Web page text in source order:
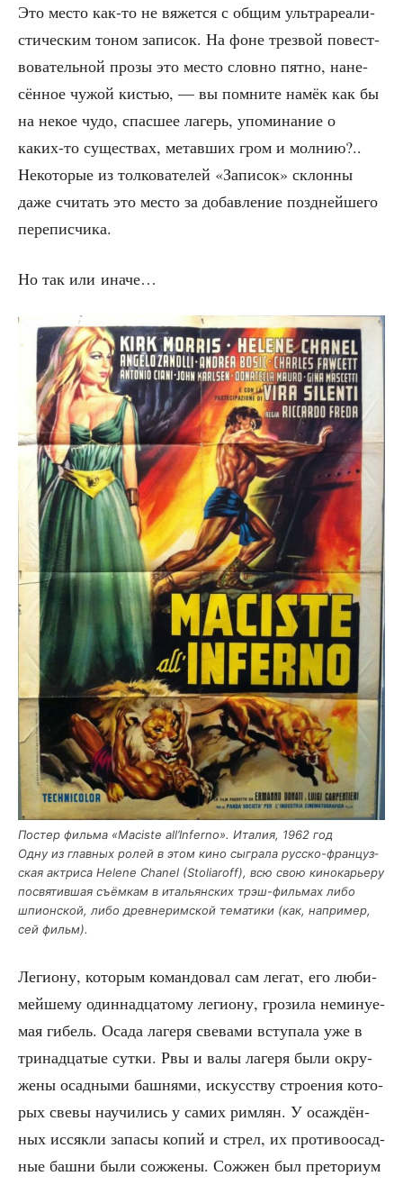
Это место как-то не вяжет­ся с общим уль­тра­ре­а­ли­
сти­че­ским тоном запи­сок. На фоне трез­вой повест­
во­ва­тель­ной про­зы это место слов­но пят­но, нане­
сён­ное чужой кистью, — вы помни­те намёк как бы
на некое чудо, спас­шее лагерь, упо­ми­на­ние о
каких-то суще­ствах, метав­ших гром и мол­нию?..
Неко­то­рые из тол­ко­ва­те­лей «Запи­сок» склон­ны
даже счи­тать это место за добав­ле­ние позд­ней­ше­го
переписчика.
Но так или иначе…
Постер филь­ма «Maciste all’Inferno». Ита­лия, 1962 год
Одну из глав­ных ролей в этом кино сыг­ра­ла рус­ско-фран­цуз­
ская актри­са Helene Chanel (Stoliaroff), всю свою кино­ка­рье­ру
посвя­тив­шая съём­кам в ита­льян­ских трэш-филь­мах либо
шпи­он­ской, либо древ­не­рим­ской тема­ти­ки (как, напри­мер,
сей фильм).
Леги­о­ну, кото­рым коман­до­вал сам легат, его люби­
мей­ше­му один­на­дца­то­му леги­о­ну, гро­зи­ла неми­ну­е­
мая гибель. Оса­да лаге­ря све­ва­ми всту­па­ла уже в
три­на­дца­тые сут­ки. Рвы и валы лаге­ря были окру­
же­ны осад­ны­ми баш­ня­ми, искус­ству стро­е­ния кото­
рых све­вы научи­лись у самих рим­лян. У оса­ждён­
ных иссяк­ли запа­сы копий и стрел, их про­ти­во­о­сад­
ные баш­ни были сожже­ны. Сожжен был пре­то­ри­ум